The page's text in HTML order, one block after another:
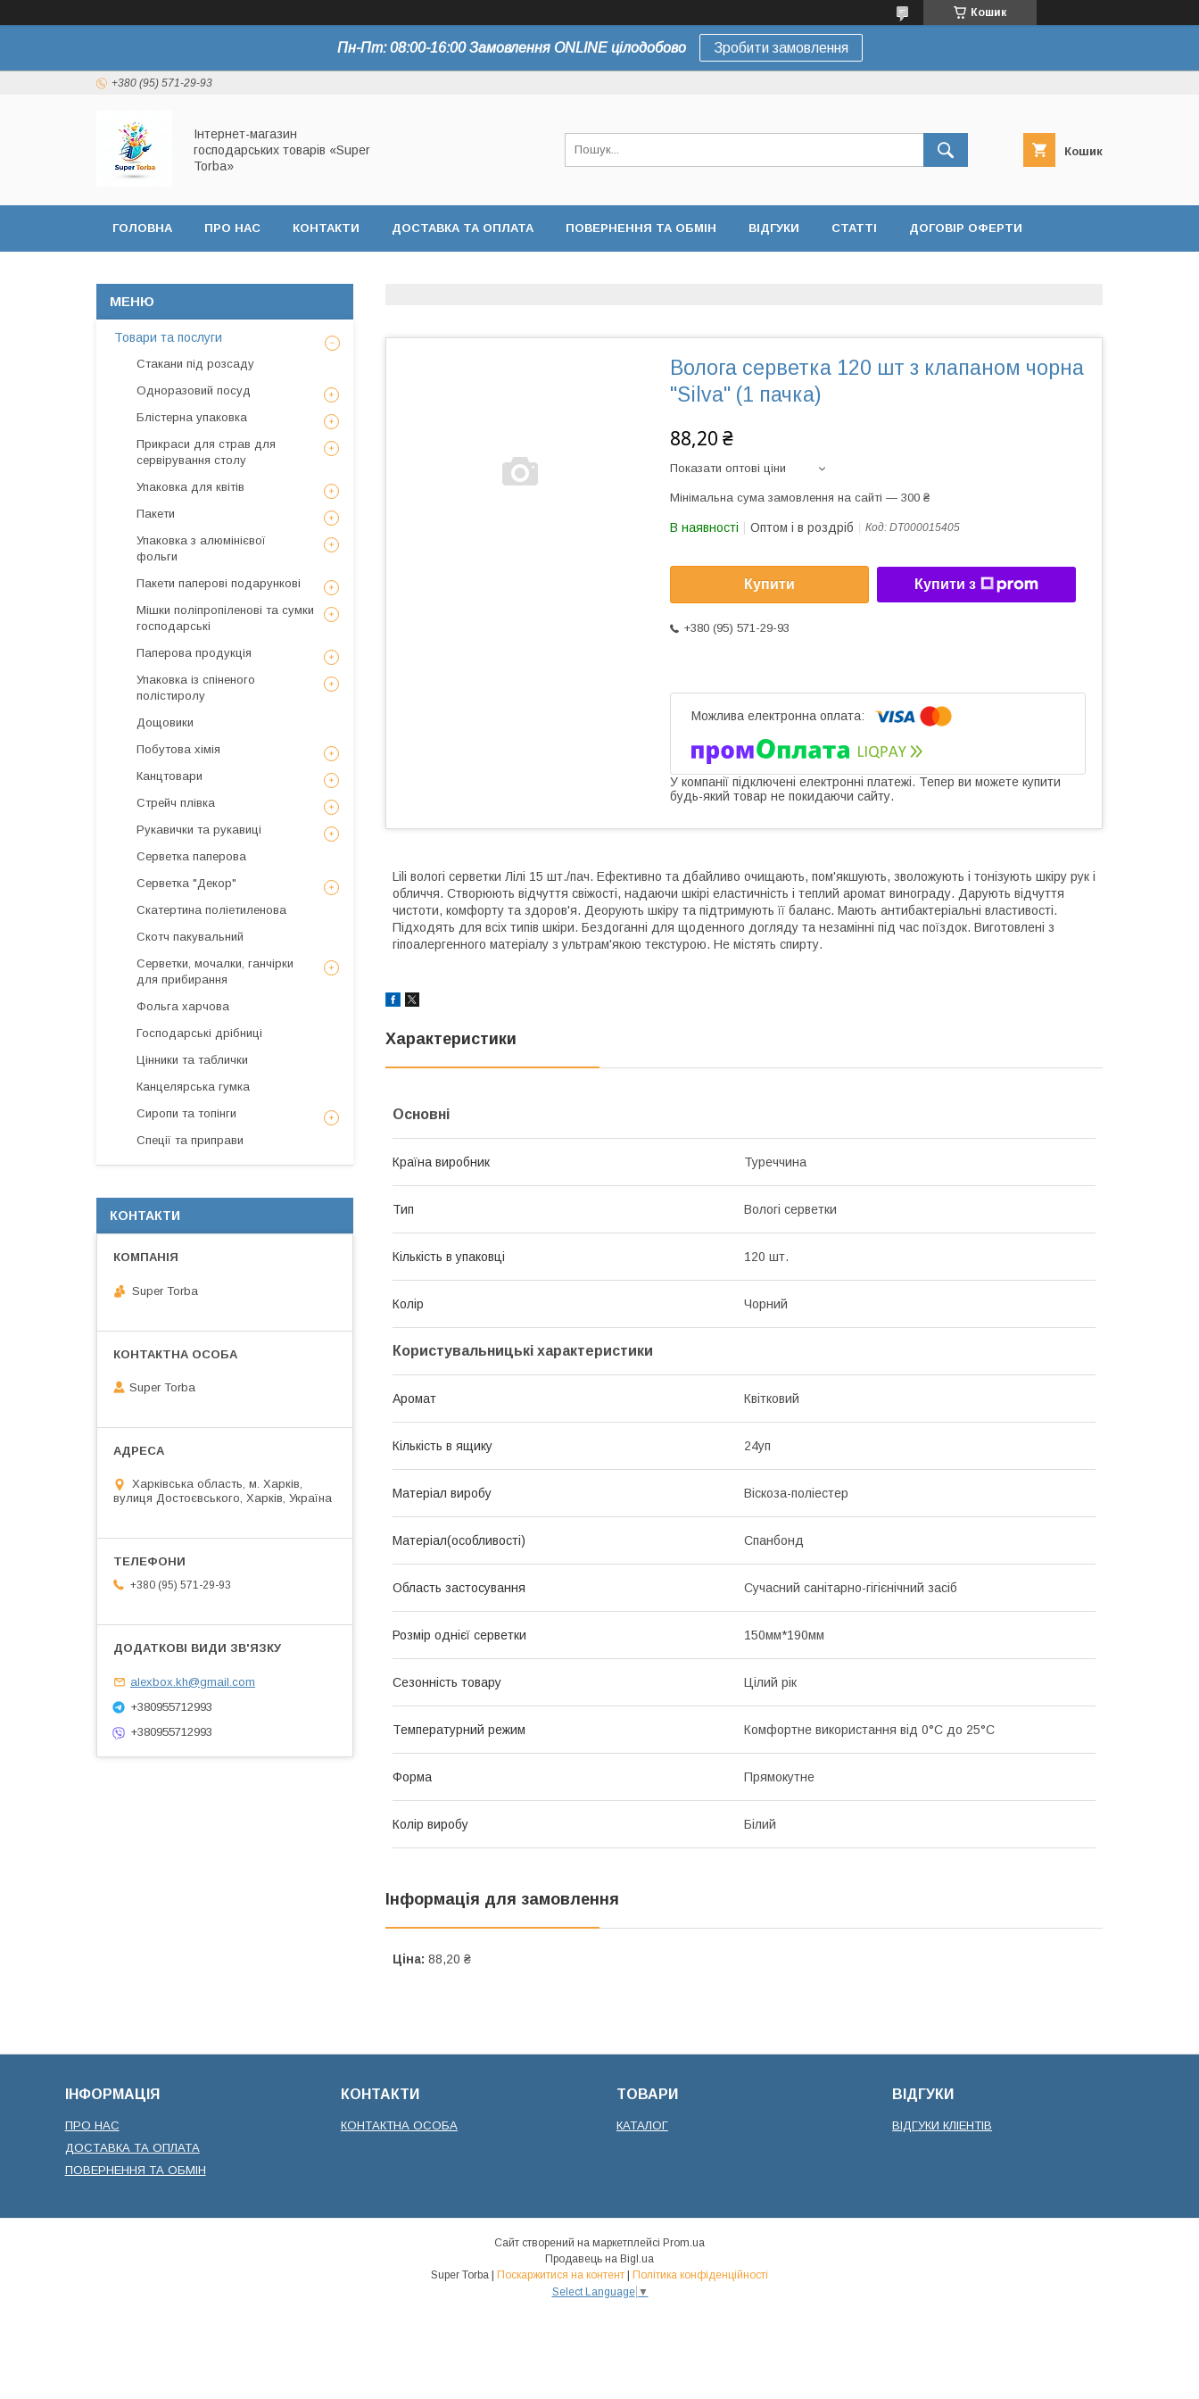
Кошик
Пн-Пт: 08:00-16:00 Замовлення ONLINE цілодобово Зробити замовлення
+380 (95) 571-29-93
Інтернет-магазин
господарських товарів «Super
Torba»
Кошик
ГОЛОВНА ПРО НАС КОНТАКТИ ДОСТАВКА ТА ОПЛАТА ПОВЕРНЕННЯ ТА ОБМІН ВІДГУКИ СТАТТІ ДОГОВІР ОФЕРТИ
Волога серветка 120 шт з клапаном чорна
"Silva" (1 пачка)
88,20 ₴
Показати оптові ціни
Мінімальна сума замовлення на сайті — 300 ₴
В наявності Оптом і в роздріб Код: DT000015405
Купити Купити з
+380 (95) 571-29-93
У компанії підключені електронні платежі. Тепер ви можете купити
будь-який товар не покидаючи сайту.
Lili вологі серветки Лілі 15 шт./пач. Ефективно та дбайливо очищають, пом'якшують, зволожують і тонізують шкіру рук і
обличчя. Створюють відчуття свіжості, надаючи шкірі еластичність і теплий аромат винограду. Дарують відчуття
чистоти, комфорту та здоров'я. Деорують шкіру та підтримують її баланс. Мають антибактеріальні властивості.
Підходять для всіх типів шкіри. Бездоганні для щоденного догляду та незамінні під час поїздок. Виготовлені з
гіпоалергенного матеріалу з ультрам'якою текстурою. Не містять спирту.
Характеристики
Основні
Країна виробник Туреччина
Тип Вологі серветки
Кількість в упаковці 120 шт.
Колір Чорний
Користувальницькі характеристики
Аромат Квітковий
Кількість в ящику 24уп
Матеріал виробу Віскоза-поліестер
Матеріал(особливості) Спанбонд
Область застосування Сучасний санітарно-гігієнічний засіб
Розмір однієї серветки 150мм*190мм
Сезонність товару Цілий рік
Температурний режим Комфортне використання від 0°С до 25°С
Форма Прямокутне
Колір виробу Білий
Інформація для замовлення
Ціна: 88,20 ₴
Товари та послуги
Стакани під розсаду
Одноразовий посуд
Блістерна упаковка
Прикраси для страв для
сервірування столу
Упаковка для квітів
Пакети
Упаковка з алюмінієвої
фольги
Пакети паперові подарункові
Мішки поліпропіленові та сумки
господарські
Паперова продукція
Упаковка із спіненого
полістиролу
Дощовики
Побутова хімія
Канцтовари
Стрейч плівка
Рукавички та рукавиці
Серветка паперова
Серветка "Декор"
Скатертина поліетиленова
Скотч пакувальний
Серветки, мочалки, ганчірки
для прибирання
Фольга харчова
Господарські дрібниці
Цінники та таблички
Канцелярська гумка
Сиропи та топінги
Спеції та приправи
КОНТАКТИ
Super Torba
Super Torba
Харківська область, м. Харків,
вулиця Достоєвського, Харків, Україна
+380 (95) 571-29-93
alexbox.kh@gmail.com
+380955712993
+380955712993
ІНФОРМАЦІЯ
ПРО НАС
ДОСТАВКА ТА ОПЛАТА
ПОВЕРНЕННЯ ТА ОБМІН
КОНТАКТИ
КОНТАКТНА ОСОБА
ТОВАРИ
КАТАЛОГ
ВІДГУКИ
ВІДГУКИ КЛІЕНТІВ
Сайт створений на маркетплейсі Prom.ua
Продавець на Bigl.ua
Поскаржитися на контент
Політика конфіденційності
Select Language ▼